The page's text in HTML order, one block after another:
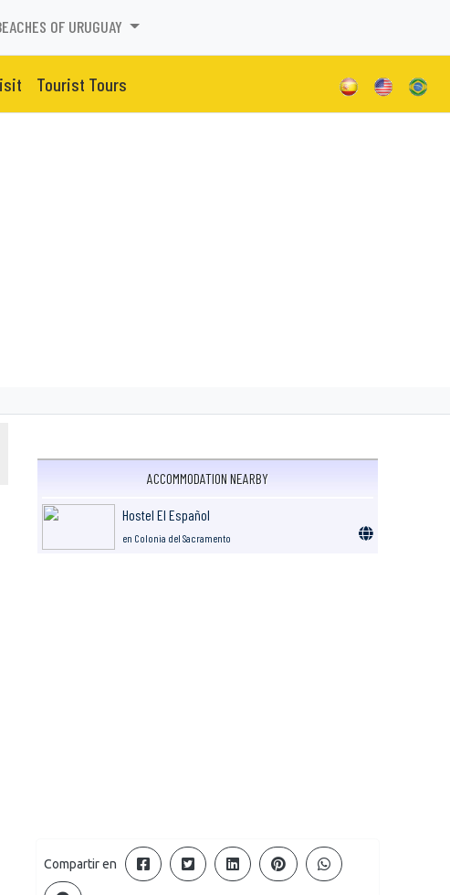
OF URUGUAY
Tourist Tours
ACCOMMODATION NEARBY
Hostel El Español
en Colonia del Sacramento
Compartir en